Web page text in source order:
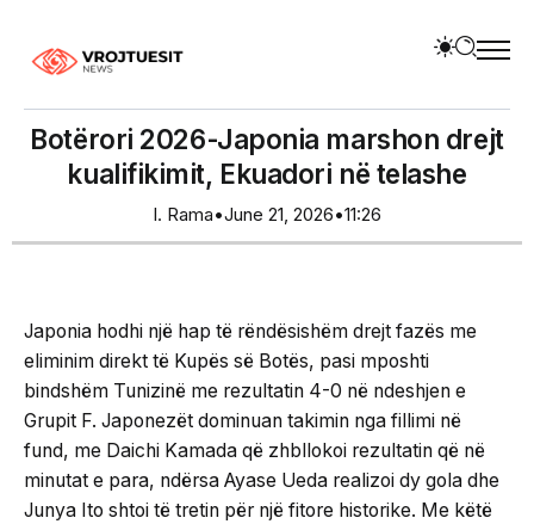
Botërori 2026-Japonia marshon drejt
kualifikimit, Ekuadori në telashe
I. Rama•June 21, 2026•11:26
Japonia hodhi një hap të rëndësishëm drejt fazës me
eliminim direkt të Kupës së Botës, pasi mposhti
bindshëm Tunizinë me rezultatin 4-0 në ndeshjen e
Grupit F. Japonezët dominuan takimin nga fillimi në
fund, me Daichi Kamada që zhbllokoi rezultatin që në
minutat e para, ndërsa Ayase Ueda realizoi dy gola dhe
Junya Ito shtoi të tretin për një fitore historike. Me këtë